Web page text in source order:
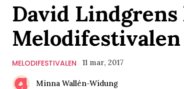
David
Melodifestivalen
MELODIFESTIVALEN 11 mar, 2017
Minna Wallén-Widung